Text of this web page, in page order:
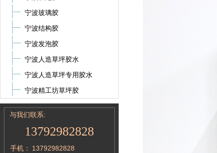
宁波玻璃胶
宁波结构胶
宁波发泡胶
宁波人造草坪胶水
宁波人造草坪专用胶水
宁波精工坊草坪胶
与我们联系:
13792982828
手机：
13792982828